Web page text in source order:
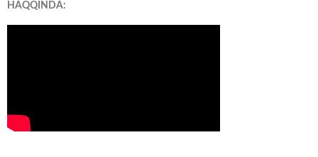
HAQQINDA: